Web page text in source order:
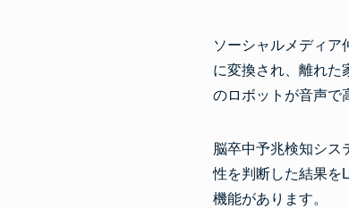
ソーシャルメディア
に変換され、離れた
のロボットが音声で
脳卒中予兆検知シ
性を判断した結果を
機能があります。